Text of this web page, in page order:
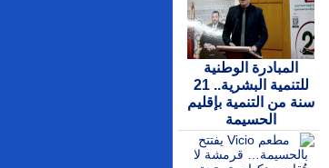
المبادرة الوطنية
للتنمية البشرية.. 21
سنة من التنمية بإقليم
الحسيمة